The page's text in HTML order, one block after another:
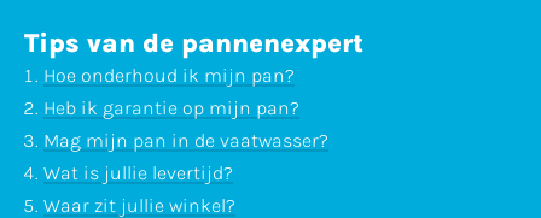
Tips van de pannenexpert
Hoe onderhoud ik mijn pan?
Heb ik garantie op mijn pan?
Mag mijn pan in de vaatwasser?
Wat is jullie levertijd?
Waar zit jullie winkel?